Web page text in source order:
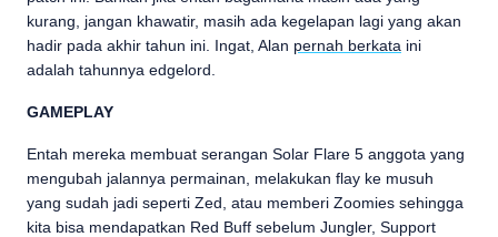
kurang, jangan khawatir, masih ada kegelapan lagi yang akan
hadir pada akhir tahun ini. Ingat, Alan pernah berkata ini
adalah tahunnya edgelord.
GAMEPLAY
Entah mereka membuat serangan Solar Flare 5 anggota yang
mengubah jalannya permainan, melakukan flay ke musuh
yang sudah jadi seperti Zed, atau memberi Zoomies sehingga
kita bisa mendapatkan Red Buff sebelum Jungler, Support